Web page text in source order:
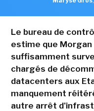
Le bureau de
estime que Morgan
suffisamment
chargés de
datacenters aux
manquement
autre arrêt